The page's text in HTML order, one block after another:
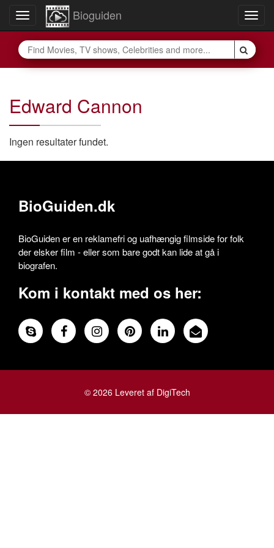
Toggle
navigation
Bioguiden
Edward Cannon
Ingen resultater fundet.
BioGuiden.dk
BioGuiden er en reklamefri og uafhængig filmside for folk
der elsker film - eller som bare godt kan lide at gå i
biografen.
Kom i kontakt med os her:
© 2026 Leveret af DigiTech